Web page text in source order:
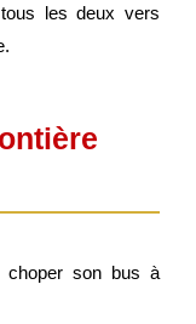
les deux vers
choper son bus à